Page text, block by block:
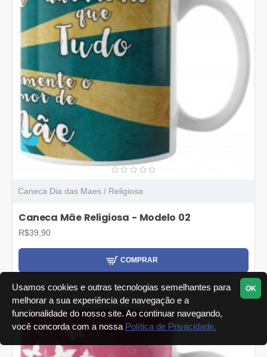
Caneca Dia das Maes / Religiosa
Caneca Mãe Religiosa - Modelo 02
R$39,90
COMPRAR
OK
Usamos cookies e outras tecnologias semelhantes para
melhorar a sua experiência de navegação e a
funcionalidade do nosso site. Ao continuar navegando,
você concorda com a nossa Política de Privacidade.